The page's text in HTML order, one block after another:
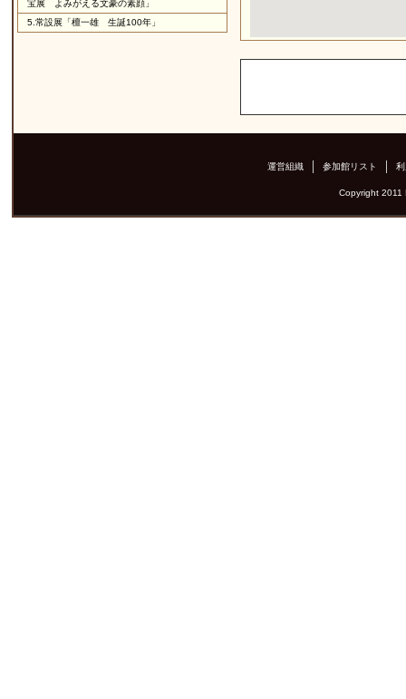
宝展 よみがえる文豪の素顔」
5. 常設展「檀一雄 生誕100年」
運営組織 参加館リスト
Copyright 2011